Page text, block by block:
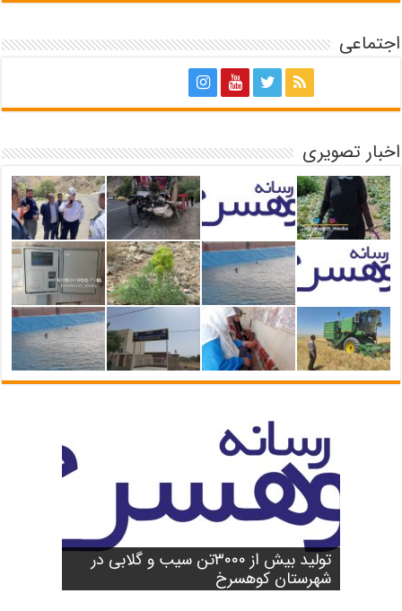
اجتماعی
اخبار تصویری
آغاز برداشت خیار و گوجه‌فرنگی از مزارع
کوهسرخ؛ پیش‌بینی تولید بیش از ۲۷ هزار
تن محصول
تولید بیش از ۳۰۰۰تن سیب و گلابی در
شهرستان کوهسرخ
واژگونی مرگبار مینی‌بوس زائران گنابادی
در محور کاشمر ـ کوهسرخ؛ ۵ جان‌باخته و
۲۵ مصدوم
بازدید میدانی مسئولان از محور کاشمر ـ
کوهسرخ و بررسی نقاط حادثه‌خیز
شورای آموزش و پرورش شهرستان
کوهسرخ برگزار شد؛ تأکید بر آمادگی
مدارس برای سال تحصیلی جدید